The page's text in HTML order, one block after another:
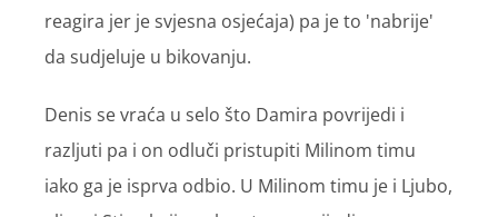
reagira jer je svjesna osjećaja) pa je to 'nabrije'
da sudjeluje u bikovanju.
Denis se vraća u selo što Damira povrijedi i
razljuti pa i on odluči pristupiti Milinom timu
iako ga je isprva odbio. U Milinom timu je i Ljubo,